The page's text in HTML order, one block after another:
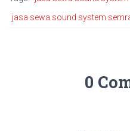
jasa sewa sound system
0